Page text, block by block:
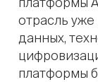
отрасль
данных,
платформы